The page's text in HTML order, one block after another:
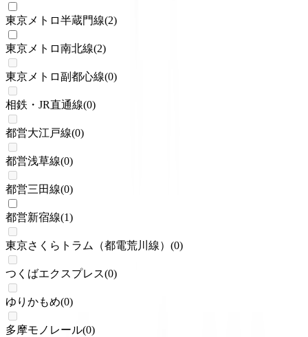
東京メトロ半蔵門線(2)
東京メトロ南北線(2)
東京メトロ副都心線(0)
相鉄・JR直通線(0)
都営大江戸線(0)
都営浅草線(0)
都営三田線(0)
都営新宿線(1)
東京さくらトラム（都電荒川線） (0)
つくばエクスプレス(0)
ゆりかもめ(0)
多摩モノレール(0)